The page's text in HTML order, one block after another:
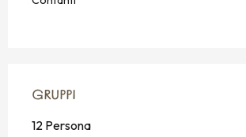
GRUPPI
GRUPPI
12 Persona